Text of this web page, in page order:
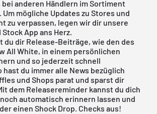
anderen Händlern im Sortiment
mögliche Updates zu Stores und
zu verpassen, legen wir dir unsere
Stock App ans Herz.
du dir Release-Beiträge, wie den des
All White, in einem persönlichen
und so jederzeit schnell
du immer alle News bezüglich
und Shops parat und sparst dir
dem Releasereminder kannst du dich
automatisch erinnern lassen und
einen Shock Drop. Checks aus!